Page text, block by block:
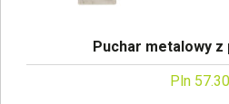
Puchar metalowy
Pln 57.30